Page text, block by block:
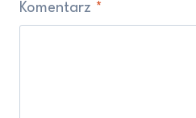
Komentarz *